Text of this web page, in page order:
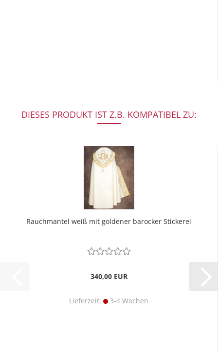
DIESES PRODUKT IST Z.B. KOMPATIBEL ZU:
Rauchmantel weiß mit goldener barocker Stickerei
340,00 EUR
Lieferzeit: 3-4 Wochen